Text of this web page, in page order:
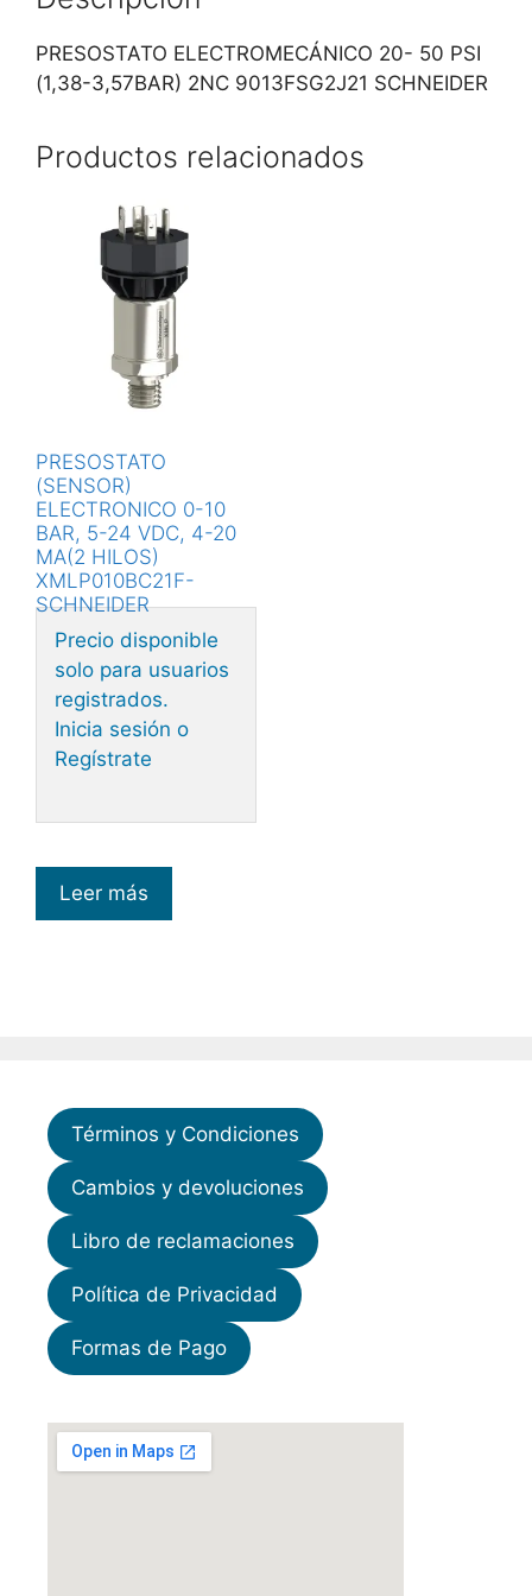
PRESOSTATO ELECTROMECÁNICO 20- 50 PSI
(1,38-3,57BAR) 2NC 9013FSG2J21 SCHNEIDER
Productos relacionados
PRESOSTATO
(SENSOR)
ELECTRONICO 0-10
BAR, 5-24 VDC, 4-20
MA(2 HILOS)
XMLP010BC21F-
SCHNEIDER
Precio disponible
solo para usuarios
registrados.
Inicia sesión o
Regístrate
Leer más
Términos y Condiciones
Cambios y devoluciones
Libro de reclamaciones
Política de Privacidad
Formas de Pago